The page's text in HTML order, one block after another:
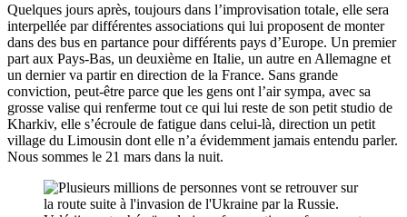
Quelques jours après, toujours dans l’improvisation totale, elle sera
interpellée par différentes associations qui lui proposent de monter
dans des bus en partance pour différents pays d’Europe. Un premier
part aux Pays-Bas, un deuxième en Italie, un autre en Allemagne et
un dernier va partir en direction de la France. Sans grande
conviction, peut-être parce que les gens ont l’air sympa, avec sa
grosse valise qui renferme tout ce qui lui reste de son petit studio de
Kharkiv, elle s’écroule de fatigue dans celui-là, direction un petit
village du Limousin dont elle n’a évidemment jamais entendu parler.
Nous sommes le 21 mars dans la nuit.